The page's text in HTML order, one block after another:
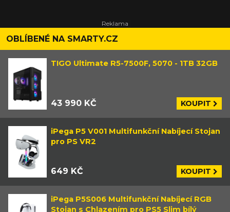
OBLÍBENÉ NA SMARTY.CZ
TIGO Ultimate R5-7500F, 5070 - 1TB 32GB
43 990 KČ KOUPIT
iPega P5 V001 Multifunkční Nabíjecí Stojan
pro PS VR2
649 KČ KOUPIT
iPega P5S006 Multifunkční Nabíjecí RGB
Stojan s Chlazením pro PS5 Slim bílý